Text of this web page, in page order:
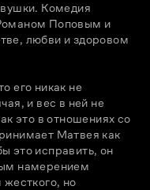
Комедия
Поповым и
любви и здоровом
его никак не
и вес в ней не
это в отношениях со
Матвея как
это исправить, он
намерением
жесткого, но